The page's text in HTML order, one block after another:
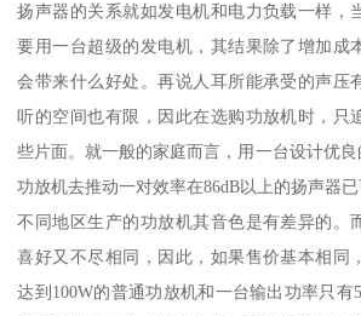
扬声器的关系就如发电机和电力负载一样，
要用一台超级的发电机，其结果除了增加成
会带来什么好处。再说人耳所能承受的声压
听的空间也有限，因此在选购功放机时，只
些片面。就一般的家庭而言，用一台设计优
功放机去推动一对效率在86dB以上的扬声器已
不同地区生产的功放机其音色是有差异的。
喜好又不尽相同，因此，如果售价基本相同
达到100W的普通功放机和一台输出功率只有